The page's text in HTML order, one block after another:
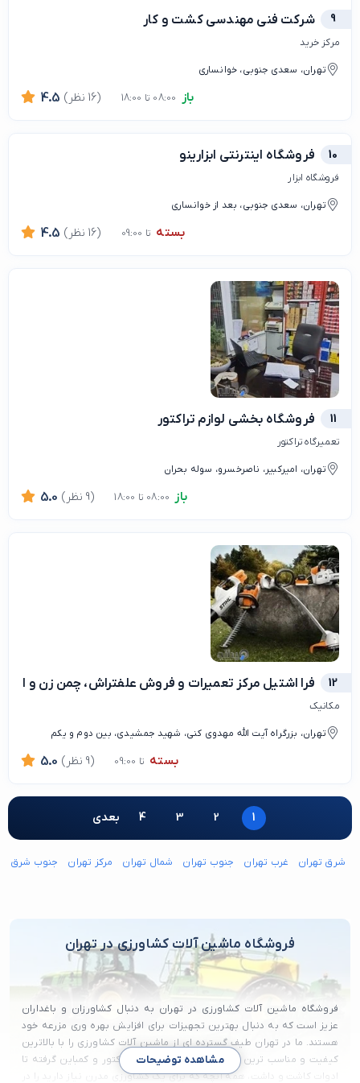
9 شرکت فنی مهندسی کشت و کار
مرکز خرید
تهران، سعدی جنوبی، خوانساری
باز 4.5 (16 نظر)
10 فروشگاه اینترنتی ابزارینو
فروشگاه ابزار
تهران، سعدی جنوبی، بعد از خوانساری
بسته تا 09:00 4.5 (16 نظر)
11 فروشگاه بخشي لوازم تراكتور
تعمیرگاه تراکتور
تهران، امیرکبیر، ناصرخسرو، سوله بحران
باز 5.0 (9 نظر)
12 فرا اشتیل مرکز تعمیرات و فروش علفتراش، چمن زن و
مکانیک
تهران، بزرگراه آیت الله مهدوی کنی، شهید جمشیدی، بین دوم و یکم
بسته تا 09:00 5.0 (9 نظر)
1
2
3
4 بعدی
شرق تهران غرب تهران جنوب تهران شمال تهران مرکز تهران جنوب شرق
فروشگاه ماشین آلات کشاورزی در تهران
فروشگاه ماشین آلات کشاورزی در تهران به دنبال کشاورزان و باغداران
عزیز است که به دنبال بهترین تجهیزات برای افزایش بهره وری مزرعه خود
هستند. ما در تهران طیف گسترده ای از ماشین آلات کشاورزی را با بالاترین
کیفیت و مناسب ترین قیمت ارائه می دهیم. از تراکتور و کمباین گرفته تا
ادوات کاشت و داشت، همه آنچه که برای یک کشاورزی مدرن نیاز دارید را در
مشاهده توضیحات